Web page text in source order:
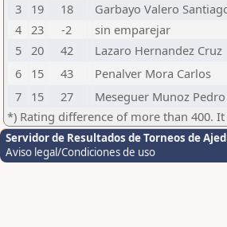
3
19 18 Garbayo Valero
4 23 -2 sin emparejar
5 20 42 Lazaro Hernandez Cruz
6
15 43 Penalver Mora Carlos
7
15 27 Meseguer Munoz Pedro
*) Rating difference of more than 400.
Servidor de Resultados de Torneos de
Aviso legal/Condiciones de uso